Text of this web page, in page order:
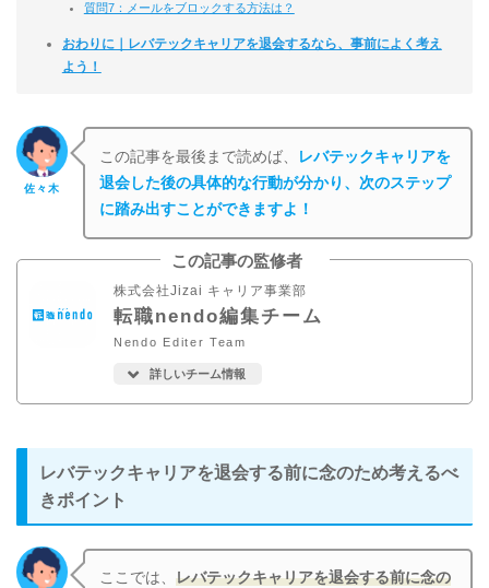
質問7：メールをブロックする方法は？
おわりに｜レバテックキャリアを退会するなら、事前によく考え
よう！
佐々木
この記事を最後まで読めば、
レバテックキャリアを
退会した後の具体的な行動が分かり、次のステップ
に踏み出すことができますよ！
この記事の監修者
株式会社Jizai キャリア事業部
転職nendo編集チーム
Nendo Editer Team
詳しいチーム情報
レバテックキャリアを退会する前に念のため考えるべ
きポイント
ここでは、レバテックキャリアを退会する前に念の